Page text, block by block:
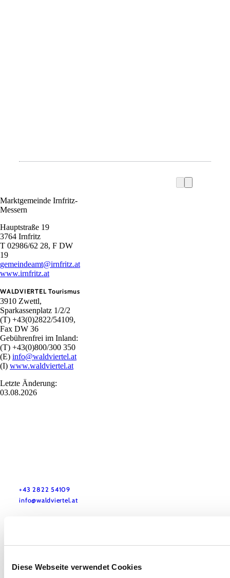
Diese Webseite verwendet Cookies
Marktgemeinde Irnfritz-
Messern
Hauptstraße 19
3764 Irnfritz
T 02986/62 28, F DW
19
gemeindeamt@irnfritz.at
www.irnfritz.at
WALDVIERTEL Tourismus
3910 Zwettl,
Sparkassenplatz 1/2/2
(T) +43(0)2822/54109,
Fax DW 36
Gebührenfrei im Inland:
(T) +43(0)800/300 350
(E) info@waldviertel.at
(I) www.waldviertel.at
Letzte Änderung:
03.08.2026
+43 2822 54109
info@waldviertel.at
PartnerPresseGruppenreisen Newsletter